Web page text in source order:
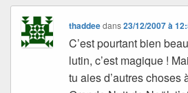
thaddeedans23/12/2007 à
C’est pourtant bien
lutin, c’est magique !
tu aies d’autres choses